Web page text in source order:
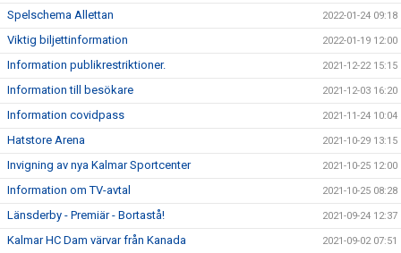
Spelschema Allettan 2022-01-24 09:18
Viktig biljettinformation 2022-01-19 12:00
Information publikrestriktioner. 2021-12-22 15:15
Information till besökare 2021-12-03 16:20
Information covidpass 2021-11-24 10:04
Hatstore Arena 2021-10-29 13:15
Invigning av nya Kalmar Sportcenter 2021-10-25 12:00
Information om TV-avtal 2021-10-25 08:28
Länsderby - Premiär - Bortastå! 2021-09-24 12:37
Kalmar HC Dam värvar från Kanada 2021-09-02 07:51